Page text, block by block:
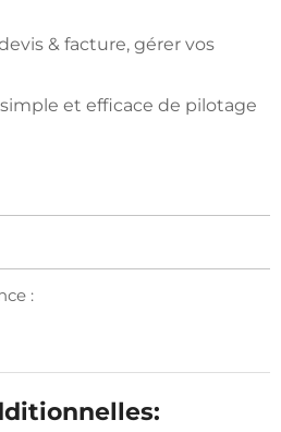
& facture, gérer vos
et efficace de pilotage
: